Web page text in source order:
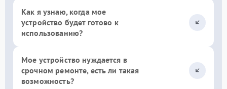
Как я узнаю, когда мое
устройство будет готово к
использованию?
Мое устройство нуждается в
срочном ремонте, есть ли такая
возможность?